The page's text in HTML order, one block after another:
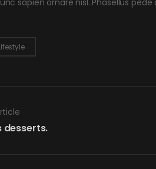
desserts.